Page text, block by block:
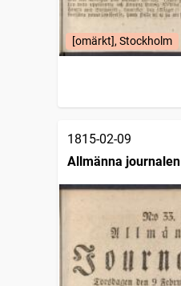
[omärkt], Stockholm
1815-02-09
Allmänna journalen